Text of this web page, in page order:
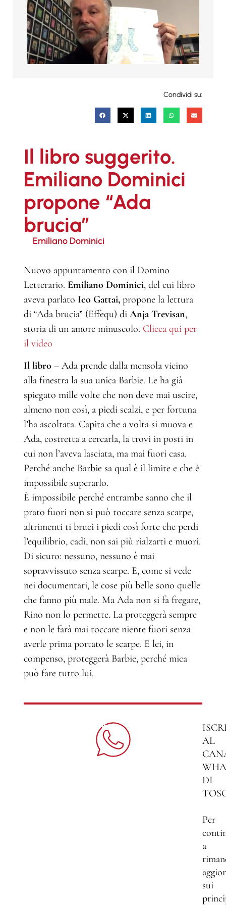
Condividi su:
Il libro suggerito.
Emiliano Dominici
propone “Ada
brucia”
Emiliano Dominici
Nuovo appuntamento con il Domino
Letterario. Emiliano Dominici, del cui libro
aveva parlato Ico Gattai, propone la lettura
di “Ada brucia” (Effequ) di Anja Trevisan,
storia di un amore minuscolo. Clicca qui per
il video
Il libro – Ada prende dalla mensola vicino
alla finestra la sua unica Barbie. Le ha già
spiegato mille volte che non deve mai uscire,
almeno non così, a piedi scalzi, e per fortuna
l’ha ascoltata. Capita che a volta si muova e
Ada, costretta a cercarla, la trovi in posti in
cui non l’aveva lasciata, ma mai fuori casa.
Perché anche Barbie sa qual è il limite e che è
impossibile superarlo.
È impossibile perché entrambe sanno che il
prato fuori non si può toccare senza scarpe,
altrimenti ti bruci i piedi così forte che perdi
l’equilibrio, cadi, non sai più rialzarti e muori.
Di sicuro: nessuno, nessuno è mai
sopravvissuto senza scarpe. E, come si vede
nei documentari, le cose più belle sono quelle
che fanno più male. Ma Ada non si fa fregare,
Rino non lo permette. La proteggerà sempre
e non le farà mai toccare niente fuori senza
averle prima portato le scarpe. E lei, in
compenso, proteggerà Barbie, perché mica
può fare tutto lui.
AL
DI
Per
a
sui